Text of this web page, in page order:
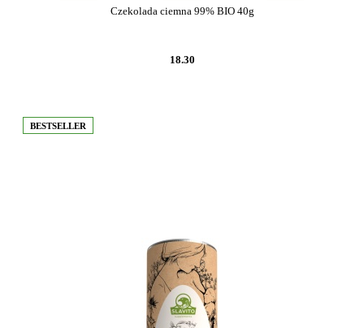
Czekolada ciemna 99% BIO 40g
18.30
BESTSELLER